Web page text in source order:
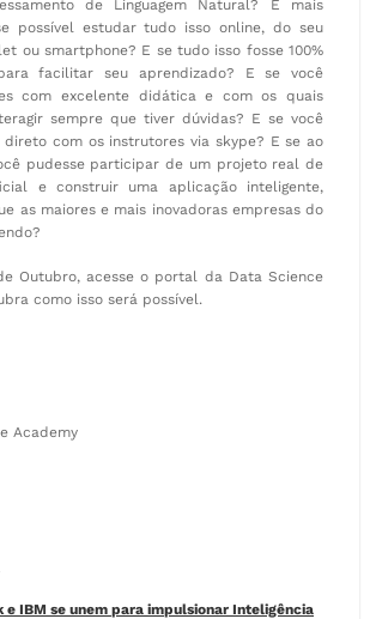
de Linguagem Natural? E mais
possível estudar tudo isso online, do seu
ou smartphone? E se tudo isso fosse 100%
facilitar seu aprendizado? E se você
com excelente didática e com os quais
sempre que tiver dúvidas? E se você
direto com os instrutores via skype? E se ao
pudesse participar de um projeto real de
e construir uma aplicação inteligente,
as maiores e mais inovadoras empresas do
Outubro, acesse o portal da Data Science
como isso será possível.
Academy
e IBM se unem para impulsionar Inteligência